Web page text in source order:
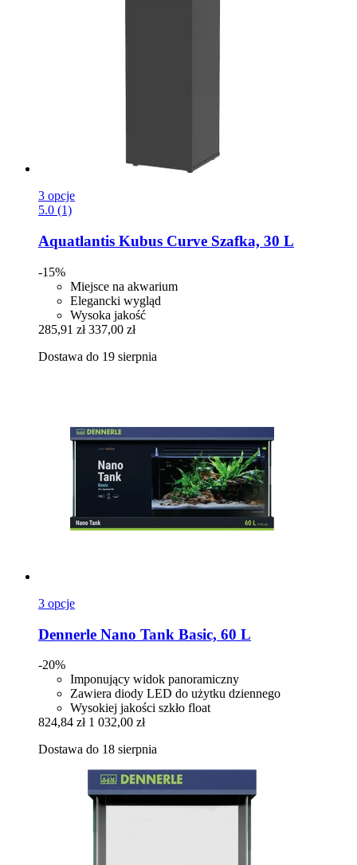
3 opcje
5.0 (1)
Aquatlantis Kubus Curve Szafka, 30 L
-15%
Miejsce na akwarium
Elegancki wygląd
Wysoka jakość
285,91 zł 337,00 zł
Dostawa do 19 sierpnia
3 opcje
Dennerle Nano Tank Basic, 60 L
-20%
Imponujący widok panoramiczny
Zawiera diody LED do użytku dziennego
Wysokiej jakości szkło float
824,84 zł 1 032,00 zł
Dostawa do 18 sierpnia